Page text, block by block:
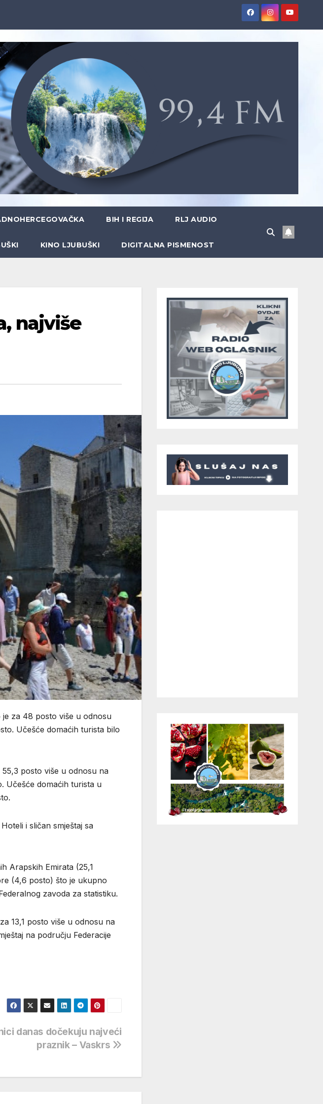
BIH I REGIJA RLJ AUDIO
KINO LJUBUŠKI DIGITALNA PISMENOST
najviše
je za 48 posto više u odnosu
Učešće domaćih turista bilo
posto više u odnosu na
Učešće domaćih turista u
i sličan smještaj sa
Arapskih Emirata (25,1
(4,6 posto) što je ukupno
zavoda za statistiku.
13,1 posto više u odnosu na
na području Federacije
danas dočekuju najveći
praznik – Vaskrs